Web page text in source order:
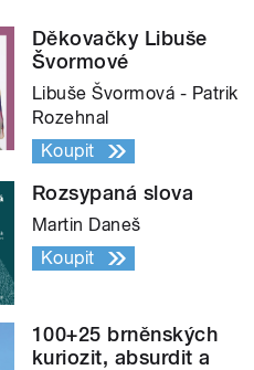
Děkovačky Libuše
Švormové
Libuše Švormová - Patrik
Rozehnal
Koupit
Rozsypaná slova
Martin Daneš
Koupit
100+25 brněnských
kuriozit, absurdit a